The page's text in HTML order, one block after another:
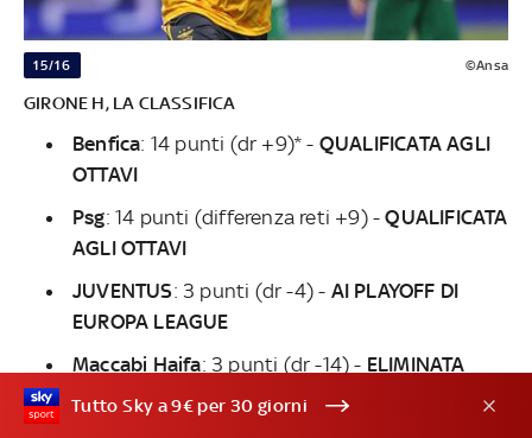
15/16 ©Ansa
GIRONE H, LA CLASSIFICA
Benfica: 14 punti (dr +9)* - QUALIFICATA AGLI
OTTAVI
Psg: 14 punti (differenza reti +9) -QUALIFICATA
AGLI OTTAVI
JUVENTUS: 3 punti (dr -4) - AI PLAYOFF DI
EUROPA LEAGUE
Maccabi Haifa: 3 punti (dr -14) - ELIMINATA
* Bilancio quasi in perfetta parità tra
Psg:
Tutto Sky a 9€ per 30 giorni